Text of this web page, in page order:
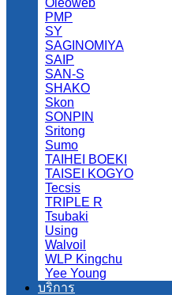
Oleoweb
PMP
SY
SAGINOMIYA
SAIP
SAN-S
SHAKO
Skon
SONPIN
Sritong
Sumo
TAIHEI BOEKI
TAISEI KOGYO
Tecsis
TRIPLE R
Tsubaki
Using
Walvoil
WLP Kingchu
Yee Young
บริการ